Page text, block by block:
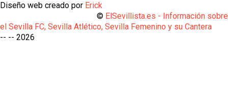
Diseño web creado por Erick
© ElSevillista.es - Información sobre
el Sevilla FC, Sevilla Atlético, Sevilla Femenino y su Cantera
-- -- 2026